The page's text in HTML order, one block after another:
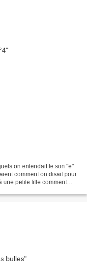
on entendait le son "e"
comment on disait pour
une petite fille comment